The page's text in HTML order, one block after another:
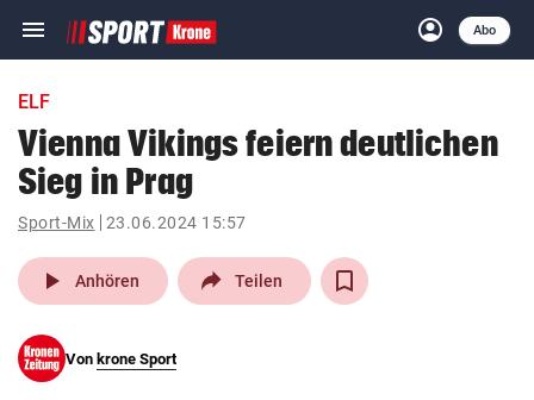
menu Navigation
ein-/ausklappen
account_circle
Anmelden
Abo
close Schließen
account_circle Anmelden
pin_drop
Wien arrow_right
ELF
Vienna Vikings feiern deutlichen
Sieg in Prag
Sport-Mix 23.06.2024 15:57
play_arrow Anhören Teilen
Von krone Sport